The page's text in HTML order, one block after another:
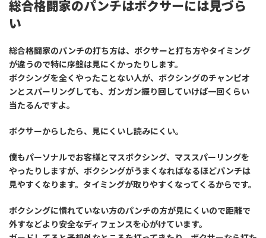
総合格闘家のパンチはボクサーには見づら
い
総合格闘家のパンチの打ち方は、ボクサーと打ち方やタイミング
が違うので特に序盤は見にくかったりします。
ボクシングを全くやったことない人が、ボクシングのチャンピオ
ンとスパーリングしても、ガンガン振り回していけば一回くらい
当たるんですよ。
ボクサーからしたら、見にくいし読みにくい。
僕もパーソナルでお客様とマスボクシング、マススパーリングを
やったりしますが、ボクシングがうまくなればなるほどパンチは
見やすくなります。タイミングが取りやすくなってくるからです。
ボクシングに慣れていない方のパンチの方が見にくいので距離で
外すなどより安全なディフェンスを心がけています。